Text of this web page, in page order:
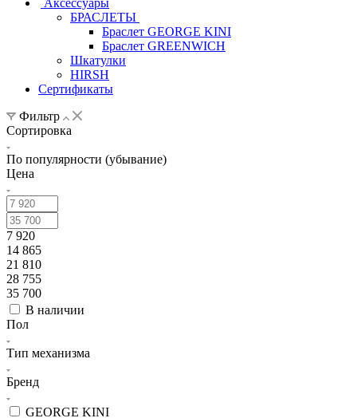
БРАСЛЕТЫ
Браслет GEORGE KINI
Браслет GREENWICH
Шкатулки
HIRSH
Сертификаты
Фильтр
Сортировка
По популярности (убывание)
Цена
7 920
14 865
21 810
28 755
35 700
В наличии
Пол
Тип механизма
Бренд
GEORGE KINI